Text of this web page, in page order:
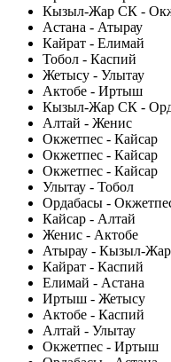
Кызыл-Жар СК -
Астана - Атырау
Кайрат - Елимай
Тобол - Каспий
Жетысу - Улытау
Актобе - Иртыш
Кызыл-Жар СК -
Алтай - Женис
Окжетпес - Кайсар
Окжетпес - Кайсар
Окжетпес - Кайсар
Улытау - Тобол
Ордабасы -
Кайсар - Алтай
Женис - Актобе
Атырау - Кызыл-
Кайрат - Каспий
Елимай - Астана
Иртыш - Жетысу
Актобе - Каспий
Алтай - Улытау
Окжетпес - Иртыш